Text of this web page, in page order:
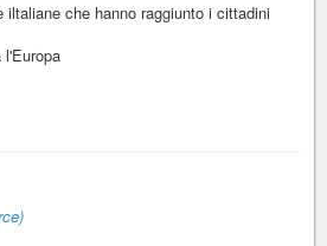
iltaliane che hanno raggiunto i cittadini
l'Europa